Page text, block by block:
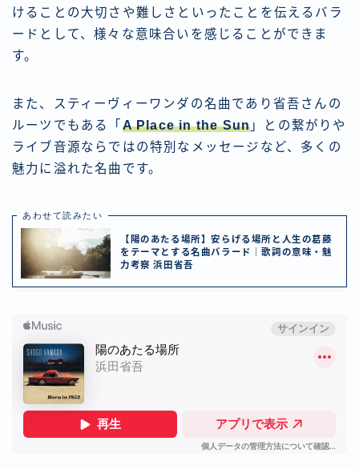
けることの大切さや難しさといったことを伝えるバラ
ードとして、様々な意味合いを感じることができま
す。
また、スティーヴィーワンダの名曲であり省吾さんの
ルーツでもある「 A Place in the Sun 」との繋がりや
ライブ音源ならではの特別なメッセージなど、多くの
魅力に溢れた名曲です。
あわせて読みたい
【陽のあたる場所】安らげる場所と人生の葛藤
をテーマとする名曲バラード｜歌詞の意味・魅
力考察 浜田省吾